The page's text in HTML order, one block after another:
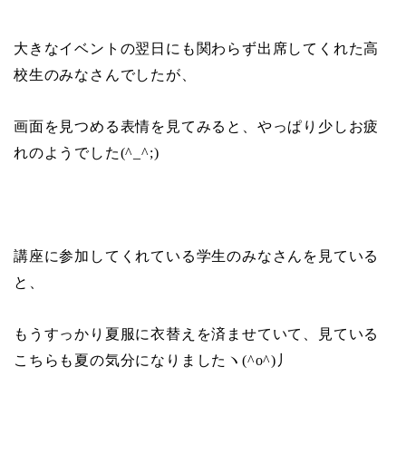
大きなイベントの翌日にも関わらず出席してくれた高
校生のみなさんでしたが、
画面を見つめる表情を見てみると、やっぱり少しお疲
れのようでした(^_^;)
講座に参加してくれている学生のみなさんを見ている
と、
もうすっかり夏服に衣替えを済ませていて、見ている
こちらも夏の気分になりましたヽ (^o^) 丿